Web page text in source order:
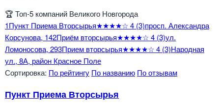
🏆 Топ-5 компаний Великого Новгорода
1Пункт Приема Вторсырья★★★★☆ 4 (3)просп. Александра
Корсунова, 142Приём вторсырья★★★★☆ 4 (3)ул.
Ломоносова, 293Прием вторсырья★★★★☆ 4 (3)Народная
ул., 8А, район Красное Поле
Сортировка: По рейтингу По названию По отзывам
Пункт Приема Вторсырья